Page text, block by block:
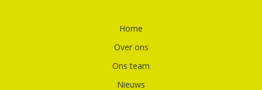
Home
Over ons
Ons team
Nieuws